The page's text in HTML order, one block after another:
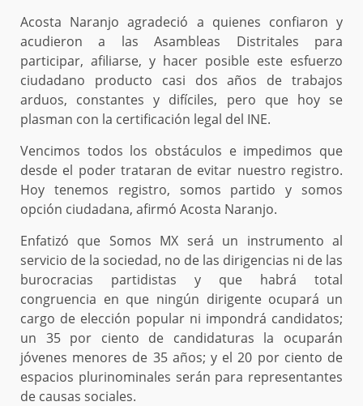
Acosta Naranjo agradeció a quienes confiaron y
acudieron a las Asambleas Distritales para
participar, afiliarse, y hacer posible este esfuerzo
ciudadano producto casi dos años de trabajos
arduos, constantes y difíciles, pero que hoy se
plasman con la certificación legal del INE.
Vencimos todos los obstáculos e impedimos que
desde el poder trataran de evitar nuestro registro.
Hoy tenemos registro, somos partido y somos
opción ciudadana, afirmó Acosta Naranjo.
Enfatizó que Somos MX será un instrumento al
servicio de la sociedad, no de las dirigencias ni de las
burocracias partidistas y que habrá total
congruencia en que ningún dirigente ocupará un
cargo de elección popular ni impondrá candidatos;
un 35 por ciento de candidaturas la ocuparán
jóvenes menores de 35 años; y el 20 por ciento de
espacios plurinominales serán para representantes
de causas sociales.